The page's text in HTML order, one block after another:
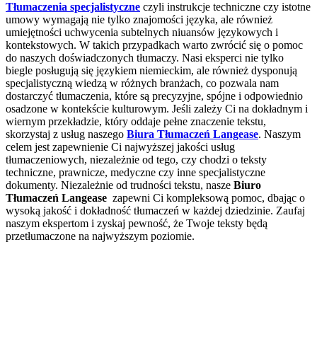
Tłumaczenia specjalistyczne czyli instrukcje techniczne czy istotne
umowy wymagają nie tylko znajomości języka, ale również
umiejętności uchwycenia subtelnych niuansów językowych i
kontekstowych. W takich przypadkach warto zwrócić się o pomoc
do naszych doświadczonych tłumaczy. Nasi eksperci nie tylko
biegle posługują się językiem niemieckim, ale również dysponują
specjalistyczną wiedzą w różnych branżach, co pozwala nam
dostarczyć tłumaczenia, które są precyzyjne, spójne i odpowiednio
osadzone w kontekście kulturowym. Jeśli zależy Ci na dokładnym i
wiernym przekładzie, który oddaje pełne znaczenie tekstu,
skorzystaj z usług naszego Biura Tłumaczeń Langease. Naszym
celem jest zapewnienie Ci najwyższej jakości usług
tłumaczeniowych, niezależnie od tego, czy chodzi o teksty
techniczne, prawnicze, medyczne czy inne specjalistyczne
dokumenty. Niezależnie od trudności tekstu, nasze Biuro
Tłumaczeń Langease zapewni Ci kompleksową pomoc, dbając o
wysoką jakość i dokładność tłumaczeń w każdej dziedzinie. Zaufaj
naszym ekspertom i zyskaj pewność, że Twoje teksty będą
przetłumaczone na najwyższym poziomie.